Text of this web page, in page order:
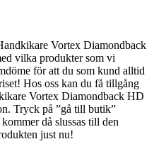
Vortex Diamondback
vilka produkter som vi
för att du som kund alltid
Hos oss kan du få tillgång
Vortex Diamondback HD
Tryck på ”gå till butik”
då slussas till den
just nu!